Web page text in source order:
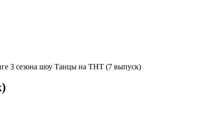
3 сезона шоу Танцы на ТНТ (7 выпуск)